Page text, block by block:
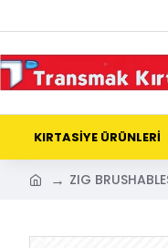
KIRTASİYE ÜRÜNLERİ
ZIG